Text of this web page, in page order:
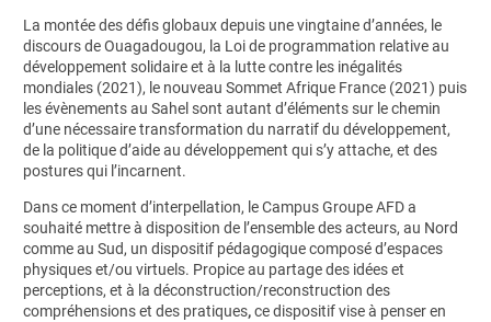
La montée des défis globaux depuis une vingtaine d’années, le
discours de Ouagadougou, la Loi de programmation relative au
développement solidaire et à la lutte contre les inégalités
mondiales (2021), le nouveau Sommet Afrique France (2021) puis
les évènements au Sahel sont autant d’éléments sur le chemin
d’une nécessaire transformation du narratif du développement,
de la politique d’aide au développement qui s’y attache, et des
postures qui l’incarnent.
Dans ce moment d’interpellation, le Campus Groupe AFD a
souhaité mettre à disposition de l’ensemble des acteurs, au Nord
comme au Sud, un dispositif pédagogique composé d’espaces
physiques et/ou virtuels. Propice au partage des idées et
perceptions, et à la déconstruction/reconstruction des
compréhensions et des pratiques,ce dispositif vise à penser en